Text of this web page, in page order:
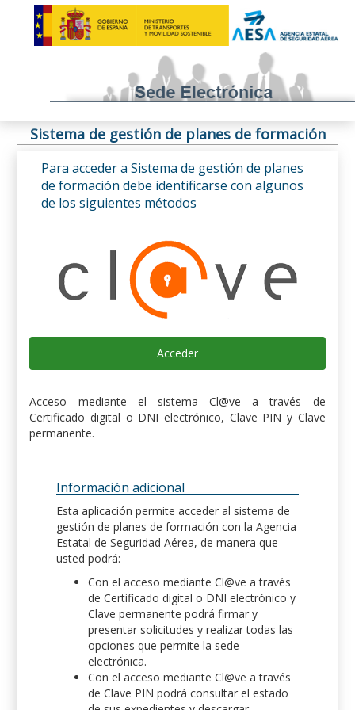
Sistema de gestión de planes de formación
Para acceder a Sistema de gestión de planes
de formación debe identificarse con algunos
de los siguientes métodos
Acceder
Acceso mediante el sistema Cl@ve a través de
Certificado digital o DNI electrónico, Clave PIN y Clave
permanente.
Información adicional
Esta aplicación permite acceder al sistema de
gestión de planes de formación con la Agencia
Estatal de Seguridad Aérea, de manera que
usted podrá:
Con el acceso mediante Cl@ve a través
de Certificado digital o DNI electrónico y
Clave permanente podrá firmar y
presentar solicitudes y realizar todas las
opciones que permite la sede
electrónica.
Con el acceso mediante Cl@ve a través
de Clave PIN podrá consultar el estado